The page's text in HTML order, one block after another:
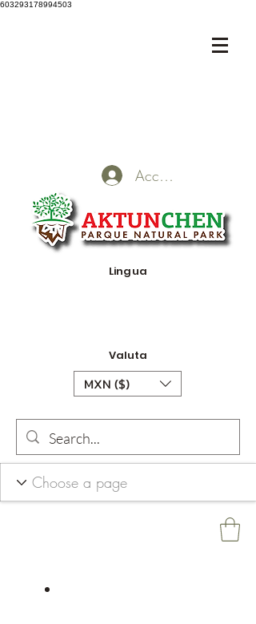
603293178994503
Accedi
Lingua
Valuta
MXN ($)